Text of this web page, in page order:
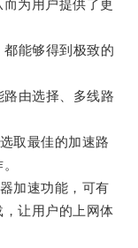
为用户提供了更
能够得到极致的
由选择、多线路
取最佳的加速路
加速功能，可有
让用户的上网体